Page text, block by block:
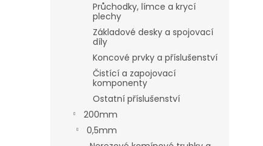
Průchodky, límce a krycí
plechy
Základové desky a spojovací
díly
Koncové prvky a příslušenství
Čistící a zapojovací
komponenty
Ostatní příslušenství
200mm
0,5mm